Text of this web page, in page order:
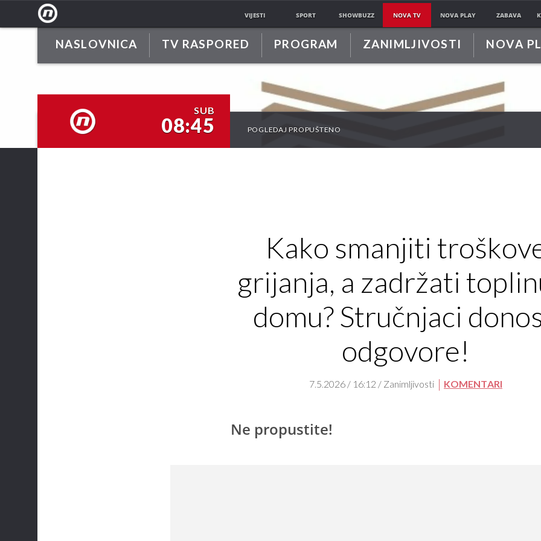
NOVA
VIJESTI SPORT SHOWBUZZ NOVA TV NOVA PLAY ZABAVA
NASLOVNICA TV RASPORED PROGRAM ZANIMLJIVOSTI NOVA
SUB
08:45 POGLEDAJ PROPUŠTENO
Kako smanjiti
grijanja, a zadržati
domu? Stručnjaci
odgovore!
7.5.2026 / 16:12 / Zanimljivosti KOMENTARI
Ne propustite!